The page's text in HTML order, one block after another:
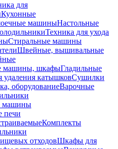
для
Кухонные
машиныНастольные
Техника для ухода
Стиральные машины
Швейные, вышивальные
машины, шкафыГладильные
катышковСушилки
оборудованиеВарочные
машины
печи
Комплекты
отходовШкафы для